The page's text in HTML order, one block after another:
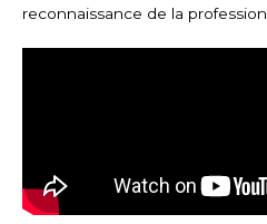
reconnaissance de la profession.